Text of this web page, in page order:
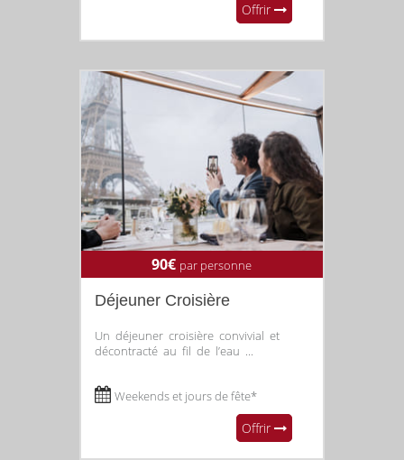
Offrir
90€ par personne
Déjeuner Croisière
Un déjeuner croisière convivial et
décontracté au fil de l’eau ...
Weekends et jours de fête*
Offrir